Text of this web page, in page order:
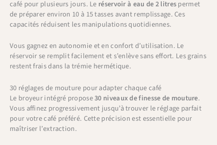
café pour plusieurs jours. Le réservoir à eau de 2 litrespermet
de préparer environ 10 à 15 tasses avant remplissage. Ces
capacités réduisent les manipulations quotidiennes.
Vous gagnez en autonomie et en confort d’utilisation. Le
réservoir se remplit facilement et s’enlève sans effort. Les grains
restent frais dans la trémie hermétique.
30 réglages de mouture pour adapter chaque café
Le broyeur intégré propose30 niveaux de finesse de mouture.
Vous affinez progressivement jusqu’à trouver le réglage parfait
pour votre café préféré. Cette précision est essentielle pour
maîtriser l’extraction.